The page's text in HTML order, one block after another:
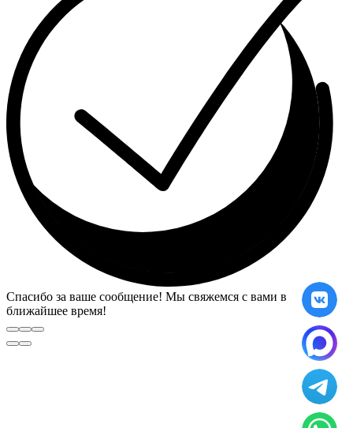
Спасибо за ваше сообщение! Мы свяжемся с вами в
ближайшее время!